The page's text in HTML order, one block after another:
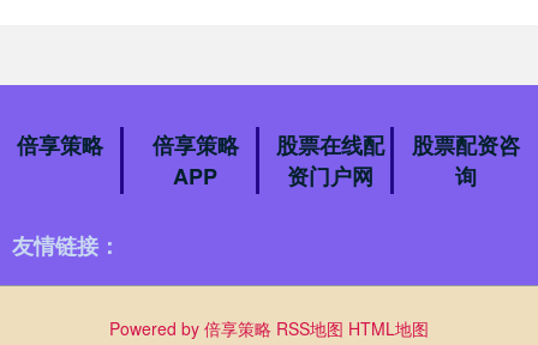
倍享策略
倍享策略
APP
股票在线配
资门户网
股票配资咨
询
友情链接：
Powered by 倍享策略 RSS地图 HTML地图